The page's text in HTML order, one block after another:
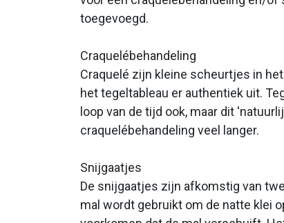
toegevoegd.
Craquelébehandeling
Craquelé zijn kleine scheurtjes in
het tegeltableau er authentiek uit.
loop van de tijd ook, maar dit
craquelébehandeling veel langer.
Snijgaatjes
De snijgaatjes zijn afkomstig van
mal wordt gebruikt om de natte klei